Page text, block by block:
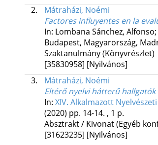
2.
Mátraházi, Noémi
Factores influyentes en la
In: Lombana Sánchez,
Budapest, Magyarország,
Szaktanulmány
[35830958] [Nyilvános]
3.
Mátraházi, Noémi
Eltérő nyelvi hátterű
In: XIV. Alkalmazott
(2020) pp. 14-14. , 1 p.
Absztrakt / Kivonat (Egyéb
[31623235] [Nyilvános]